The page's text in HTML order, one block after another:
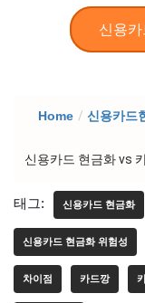
신용카
Home / 신용카드
신용카드 현금화 vs
태그: 신용카드 현금화
신용카드 현금화 위험성
차이점 카드깡